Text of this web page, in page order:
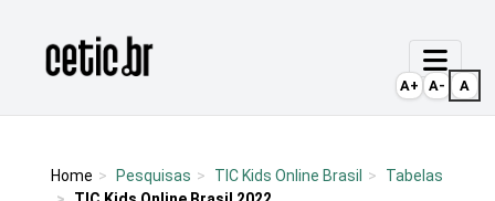
Página inicial
Home Pesquisas TIC Kids Online Brasil
Tabelas
A+ A- A